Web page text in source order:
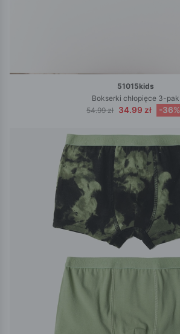
51015kids
Bokserki chłopięce 3-pak
54.99 zł 34.99 zł -36%